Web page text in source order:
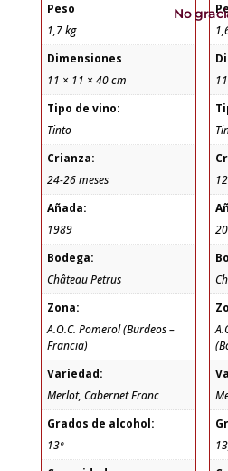
Peso
1,7 kg
Dimensiones
11 × 11 × 40 cm
Tipo de vino:
Tinto
Crianza:
24-26 meses
Añada:
1989
Bodega:
Château Petrus
Zona:
A.O.C. Pomerol (Burdeos –
Francia)
Variedad:
Merlot, Cabernet Franc
Grados de alcohol:
13º
No